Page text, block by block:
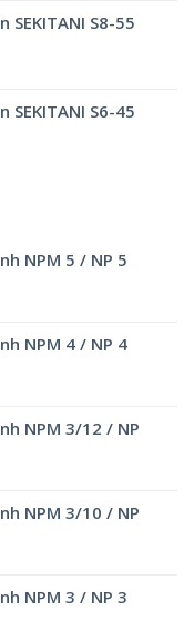
S8-55
S6-45
NPM 5 / NP 5
NPM 4 / NP 4
NPM 3/12 / NP
NPM 3/10 / NP
NPM 3 / NP 3